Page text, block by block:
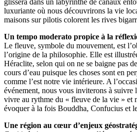
glissera dans un labyrinthe de canaux
luxuriante où nous découvrirons la vie
maisons sur pilotis colorent les rives
Un tempo moderato propice à la
Le fleuve, symbole du mouvement, est
l’origine de la philosophie. Elle est
Héraclite, selon qui on ne se baigne pas
cours d’eau puisque les choses sont en
comme l’est notre vie intérieure. A
événement, nous vous inviterons à
vivre au rythme du « fleuve de la vie » et
évoquer à la fois Bouddha, Confucius et
Une région au cœur d’enjeux